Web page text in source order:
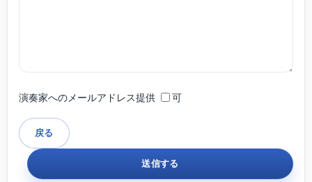
演奏家へのメールアドレス提供 可